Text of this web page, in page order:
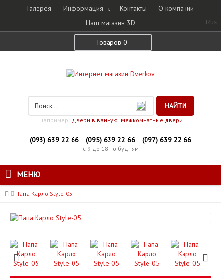
Галерея Информация Контакты
О компании
Наш магазин 3D
Rus
Товаров 0
НАЙТИ
Например: Двери в ванную Межкомнатные двери
(093) 639 22 66 (095) 639 22 66 (097) 639 22 66
с 9 до 18 по будням
МЕНЮ
Папа Карло Style-05